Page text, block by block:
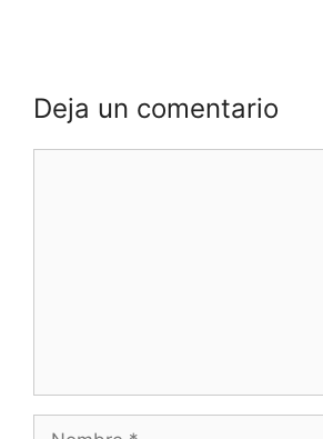
Deja un comentario